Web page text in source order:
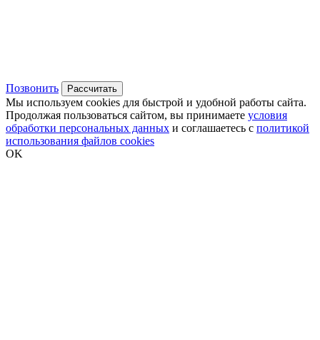
Позвонить Рассчитать
Мы используем cookies для быстрой и удобной работы сайта.
Продолжая пользоваться сайтом, вы принимаете условия
обработки персональных данных и соглашаетесь с политикой
использования файлов cookies
OK